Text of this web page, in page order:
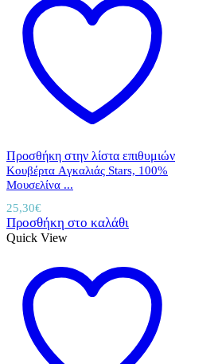
Προσθήκη στην λίστα επιθυμιών
Κουβέρτα Aγκαλιάς Stars, 100%
Mουσελίνα ...
25,30€
Προσθήκη στο καλάθι
Quick View